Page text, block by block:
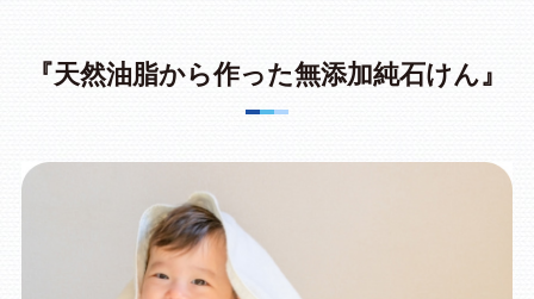
『天然油脂から作った無添加純石けん』